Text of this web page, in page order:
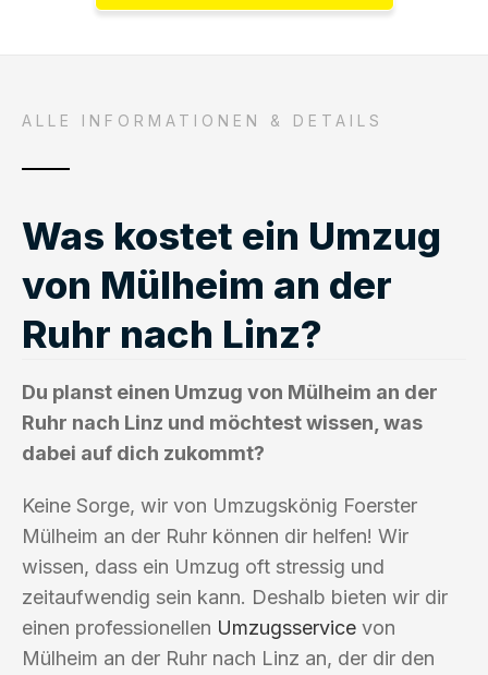
ALLE INFORMATIONEN & DETAILS
Was kostet ein Umzug
von Mülheim an der
Ruhr nach Linz?
Du planst einen Umzug von Mülheim an der
Ruhr nach Linz und möchtest wissen, was
dabei auf dich zukommt?
Keine Sorge, wir von Umzugskönig Foerster
Mülheim an der Ruhr können dir helfen! Wir
wissen, dass ein Umzug oft stressig und
zeitaufwendig sein kann. Deshalb bieten wir dir
einen professionellen Umzugsservice von
Mülheim an der Ruhr nach Linz an, der dir den